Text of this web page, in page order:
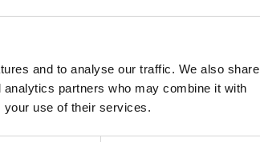
and to analyse our traffic. We also share
partners who may combine it with
your use of their services.